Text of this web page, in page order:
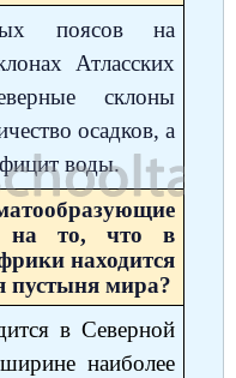
поясов на
Атласских
склоны
осадков, а
воды.
на то, что в
находится
пустыня мира?
в Северной
наиболее